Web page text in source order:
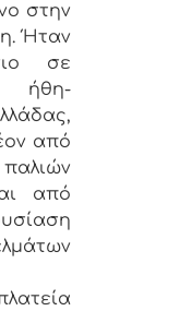
στην
Ήταν
σε
ήθη-
από
από